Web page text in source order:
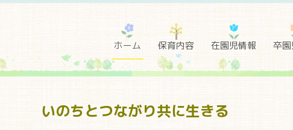
ホーム 保育内容 在園児情報 卒園
いのちとつながり共に生きる